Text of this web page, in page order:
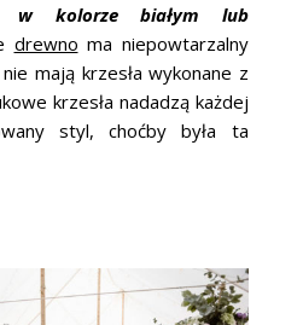
w kolorze białym lub
drewno ma niepowtarzalny
mają krzesła wykonane z
krzesła nadadzą każdej
styl, choćby była ta